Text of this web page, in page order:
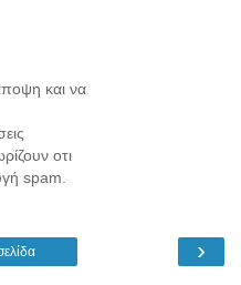
και να
οτι
spam.
›